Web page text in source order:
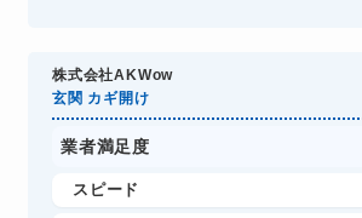
株式会社AKWow
玄関 カギ開け
業者満足度
スピード